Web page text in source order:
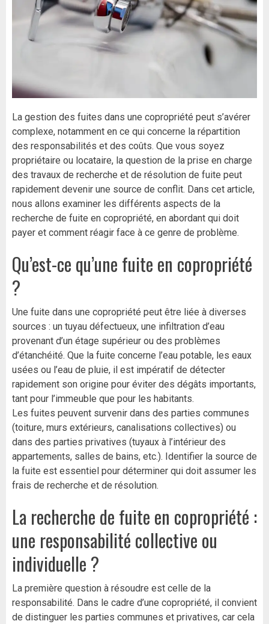
La gestion des fuites dans une copropriété peut s’avérer
complexe, notamment en ce qui concerne la répartition
des responsabilités et des coûts. Que vous soyez
propriétaire ou locataire, la question de la prise en charge
des travaux de recherche et de résolution de fuite peut
rapidement devenir une source de conflit. Dans cet article,
nous allons examiner les différents aspects de la
recherche de fuite en copropriété, en abordant qui doit
payer et comment réagir face à ce genre de problème.
Qu’est-ce qu’une fuite en copropriété
?
Une fuite dans une copropriété peut être liée à diverses
sources : un tuyau défectueux, une infiltration d’eau
provenant d’un étage supérieur ou des problèmes
d’étanchéité. Que la fuite concerne l’eau potable, les eaux
usées ou l’eau de pluie, il est impératif de détecter
rapidement son origine pour éviter des dégâts importants,
tant pour l’immeuble que pour les habitants.
Les fuites peuvent survenir dans des parties communes
(toiture, murs extérieurs, canalisations collectives) ou
dans des parties privatives (tuyaux à l’intérieur des
appartements, salles de bains, etc.). Identifier la source de
la fuite est essentiel pour déterminer qui doit assumer les
frais de recherche et de résolution.
La recherche de fuite en copropriété :
une responsabilité collective ou
individuelle ?
La première question à résoudre est celle de la
responsabilité. Dans le cadre d’une copropriété, il convient
de distinguer les parties communes et privatives, car cela